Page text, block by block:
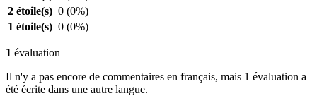
2 étoile(s) 0 (0%)
1 étoile(s) 0 (0%)
1 évaluation
Il n'y a pas encore de commentaires en français, mais 1 évaluation a
été écrite dans une autre langue.